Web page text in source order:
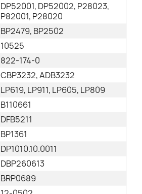
DP52001, DP52002, P28023,
P82001, P28020
BP2479, BP2502
10525
822-174-0
CBP3232, ADB3232
LP619, LP911, LP605, LP809
B110661
DFB5211
BP1361
DP1010.10.0011
DBP260613
BRP0689